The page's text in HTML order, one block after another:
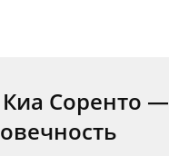
Соренто —